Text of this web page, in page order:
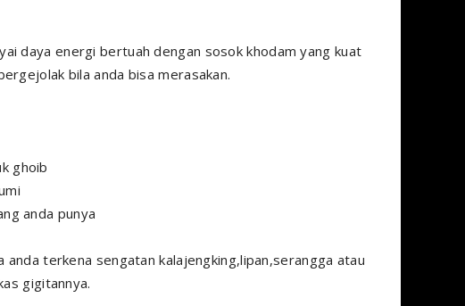
daya energi bertuah dengan sosok khodam yang kuat
bila anda bisa merasakan.
ghoib
anda punya
anda terkena sengatan kalajengking,lipan,serangga atau
gigitannya.